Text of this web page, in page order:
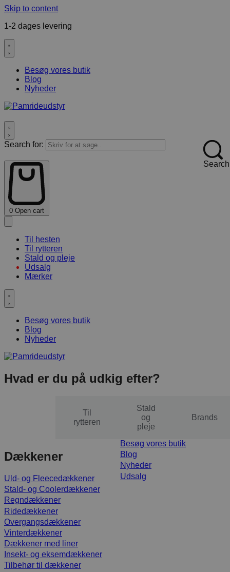
Skip to content
1-2 dages levering
Besøg vores butik
Blog
Nyheder
Search for:
Search
0 Open cart
Til hesten
Til rytteren
Stald og pleje
Udsalg
Mærker
Besøg vores butik
Blog
Nyheder
Hvad er du på udkig efter?
Til
rytteren
Stald
og
pleje
Brands
Dækkener
Uld- og Fleecedækkener
Stald- og Coolerdækkener
Regndækkener
Ridedækkener
Overgangsdækkener
Vinterdækkener
Dækkener med liner
Insekt- og eksemdækkener
Tilbehør til dækkener
Besøg vores butik
Blog
Nyheder
Udsalg